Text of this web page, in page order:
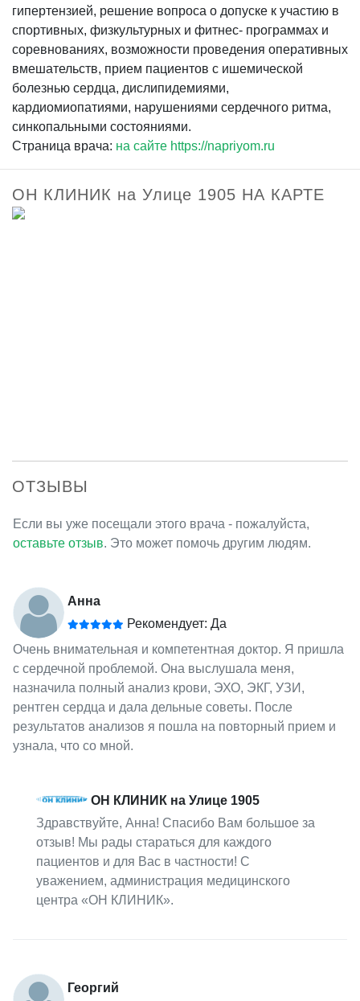
гипертензией, решение вопроса о допуске к участию в
спортивных, физкультурных и фитнес- программах и
соревнованиях, возможности проведения оперативных
вмешательств, прием пациентов с ишемической
болезнью сердца, дислипидемиями,
кардиомиопатиями, нарушениями сердечного ритма,
синкопальными состояниями.
Страница врача: на сайте https://napriyom.ru
ОН КЛИНИК на Улице 1905 НА КАРТЕ
ОТЗЫВЫ
Если вы уже посещали этого врача - пожалуйста,
оставьте отзыв. Это может помочь другим людям.
Анна
Рекомендует: Да
Очень внимательная и компетентная доктор. Я пришла
с сердечной проблемой. Она выслушала меня,
назначила полный анализ крови, ЭХО, ЭКГ, УЗИ,
рентген сердца и дала дельные советы. После
результатов анализов я пошла на повторный прием и
узнала, что со мной.
ОН КЛИНИК на Улице 1905
Здравствуйте, Анна! Спасибо Вам большое за
отзыв! Мы рады стараться для каждого
пациентов и для Вас в частности! С
уважением, администрация медицинского
центра «ОН КЛИНИК».
Георгий